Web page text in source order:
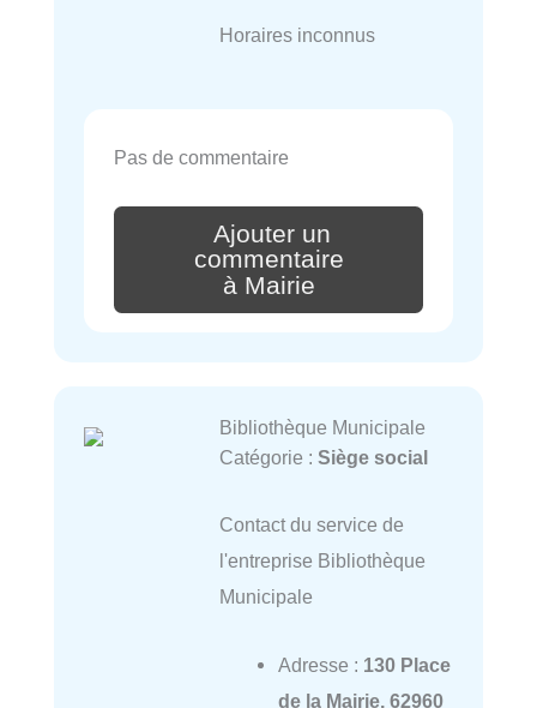
Horaires inconnus
Pas de commentaire
Ajouter un
commentaire
à Mairie
Bibliothèque Municipale
Catégorie : Siège social
Contact du service de
l'entreprise Bibliothèque
Municipale
Adresse : 130 Place
de la Mairie, 62960